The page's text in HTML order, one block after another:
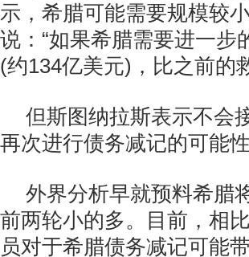
示，希腊可能需要规模较
说：“如果希腊需要进一步
(约134亿美元)，比之前的
但斯图纳拉斯表示不会
再次进行债务减记的可能性
外界分析早就预料希腊
前两轮小的多。目前，相
员对于希腊债务减记可能